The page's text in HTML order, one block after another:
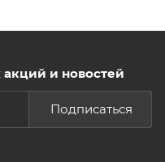
акций и новостей
Подписаться